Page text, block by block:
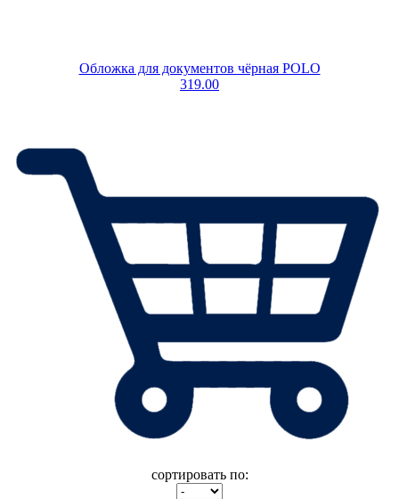
Обложка для документов чёрная POLO
319.00
сортировать по: